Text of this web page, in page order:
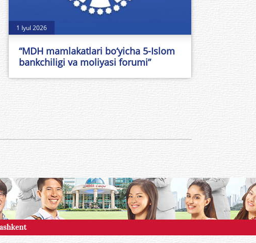
1 Iyul 2026
“MDH mamlakatlari bo‘yicha 5-Islom
bankchiligi va moliyasi forumi”